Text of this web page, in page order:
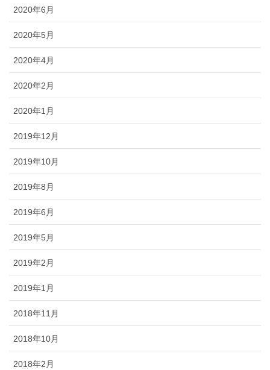
2020年6月
2020年5月
2020年4月
2020年2月
2020年1月
2019年12月
2019年10月
2019年8月
2019年6月
2019年5月
2019年2月
2019年1月
2018年11月
2018年10月
2018年2月